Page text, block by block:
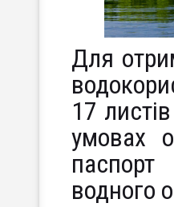
Для
17
умовах
водного